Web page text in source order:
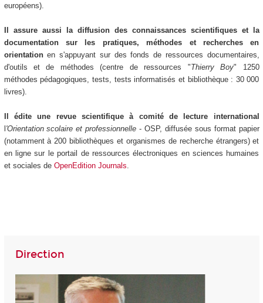
européens).
Il assure aussi la diffusion des connaissances scientifiques et la
documentation sur les pratiques, méthodes et recherches en
orientationen s'appuyant sur des fonds de ressources documentaires,
d'outils et de méthodes (centre de ressources "Thierry Boy" 1250
méthodes pédagogiques, tests, tests informatisés et bibliothèque : 30 000
livres).
Il édite une revue scientifique à comité de lecture international
'Orientation scolaire et professionnelle - OSP, diffusée sous format papier
(notamment à 200 bibliothèques et organismes de recherche étrangers) et
en ligne sur le portail de ressources électroniques en sciences humaines
et sociales de OpenEdition Journals
Direction